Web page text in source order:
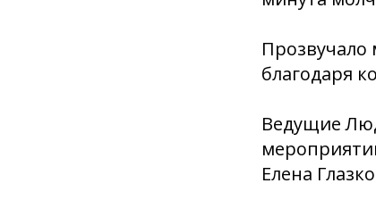
Прозвучало
благодаря
Ведущие
Елена